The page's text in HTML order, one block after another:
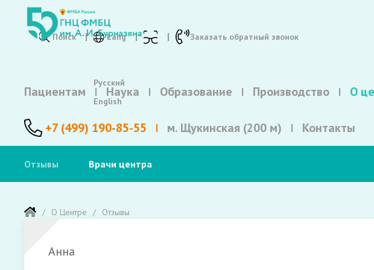
Поиск Lang
Русский
English
Заказать обратный звонок
Пациентам Наука Образование Производство О
+7 (499) 190-85-55 м. Щукинская (200 м) Контакты
Отзывы Врачи центра
О Центре Отзывы
Анна